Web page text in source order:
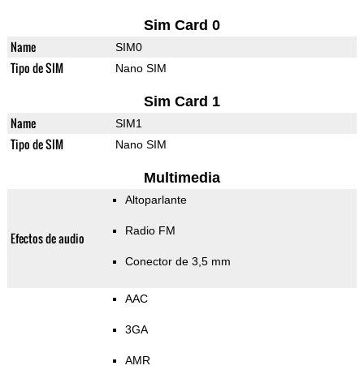
Sim Card 0
Name SIM0
Tipo de SIM Nano SIM
Sim Card 1
Name SIM1
Tipo de SIM Nano SIM
Multimedia
Efectos de audio
Altoparlante
Radio FM
Conector de 3,5 mm
AAC
3GA
AMR